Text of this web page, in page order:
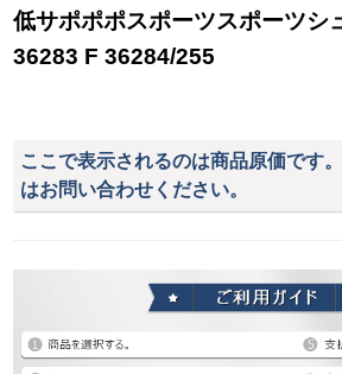
低サポポポスポーツスポーツシ
36283 F 36284/255
ここで表示されるのは商品原価です
はお問い合わせください。